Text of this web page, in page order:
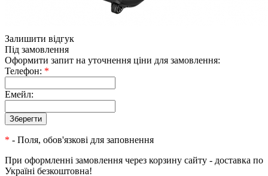
Залишити відгук
Під замовлення
Оформити запит на уточнення ціни для замовлення:
Телефон: *
Емейл:
* - Поля, обов'язкові для заповнення
При оформленні замовлення через корзину сайту - доставка по
Україні безкоштовна!